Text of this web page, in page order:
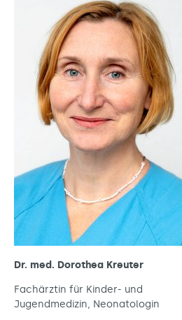
Dr. med. Dorothea Kreuter
Fachärztin für Kinder- und
Jugendmedizin, Neonatologin